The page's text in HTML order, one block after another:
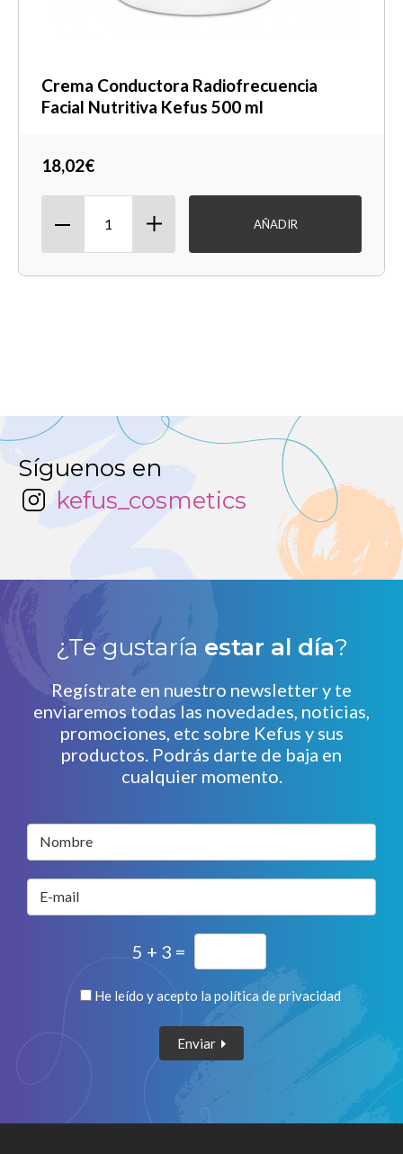
Crema Conductora Radiofrecuencia
Facial Nutritiva Kefus 500 ml
18,02€
AÑADIR
Síguenos en
kefus_cosmetics
¿Te gustaría estar al día?
Regístrate en nuestro newsletter y te
enviaremos todas las novedades, noticias,
promociones, etc sobre Kefus y sus
productos. Podrás darte de baja en
cualquier momento.
Nombre
E-mail
5 + 3 =
He leído y acepto la política de privacidad
Enviar